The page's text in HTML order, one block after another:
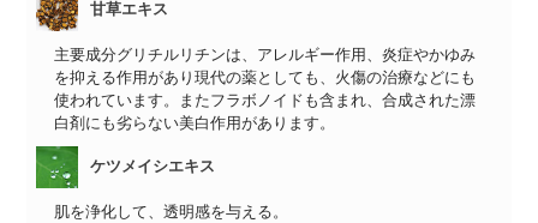
甘草エキス
主要成分グリチルリチンは、アレルギー作用、炎症やかゆみ
を抑える作用があり現代の薬としても、火傷の治療などにも
使われています。またフラボノイドも含まれ、合成された漂
白剤にも劣らない美白作用があります。
ケツメイシエキス
肌を浄化して、透明感を与える。